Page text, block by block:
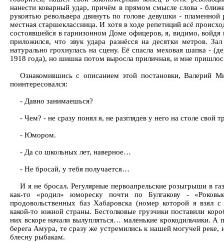
нанести коварный удар, причём в прямом смысле слова -
рукоятью револьвера двинуть по голове девушки -
местная старшеклассница. И хотя в ходе репетиций всё
состоявшейся в гарнизонном Доме офицеров, я, видимо, войдя
приложился, что звук удара разнёсся на десятки метров.
натурально грохнулась на сцену. Её спасла меховая шапка -
1918 года), но шишка потом выросла приличная, и мне
Ознакомившись с описанием этой постановки, Валерий
поинтересовался:
- Давно занимаешься?
- Чем? - не сразу понял я, не разглядев у него на столе свой
- Юмором.
- Да со школьных лет, наверное…
- Не бросай, у тебя получается…
И я не бросал. Регулярные первоапрельские розыгрыши в
как-то «родил» юмореску почти по Булгакову -
продовольственных баз Хабаровска (номер которой я взял
какой-то южной страны. Бестолковые грузчики поставили
них вскоре начали вылупляться… маленькие крокодильчики. А
берега Амура, те сразу же устремились к нашей могучей реке,
блесну рыбакам.